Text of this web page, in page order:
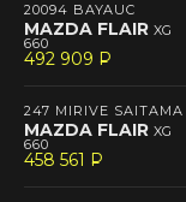
20094 BAYAUC
MAZDA FLAIR XG
660
492 909 P
--
247 MIRIVE SAITAMA
MAZDA FLAIR XG
660
458 561 P
--